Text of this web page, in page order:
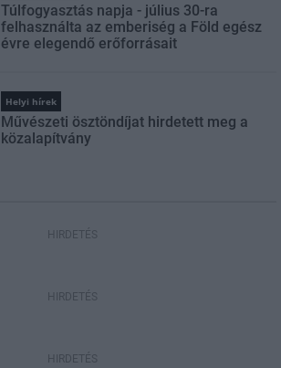
Túlfogyasztás napja - július 30-ra
felhasználta az emberiség a Föld egész
évre elegendő erőforrásait
Helyi hírek
Művészeti ösztöndíjat hirdetett meg a
közalapítvány
HIRDETÉS
HIRDETÉS
HIRDETÉS